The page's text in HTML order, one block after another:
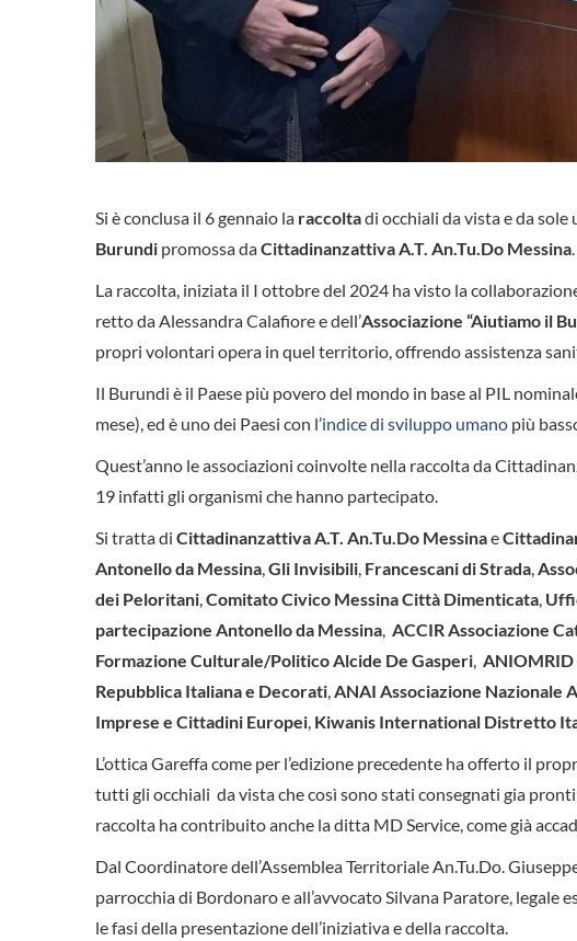
Si è conclusa il 6 gennaio la raccoltadi occhiali da vista e da
Burundi promossa daCittadinanzattiva A.T. An.Tu.Do Messina.
La raccolta, iniziata il I ottobre del 2024 ha visto la
retto da Alessandra Calafiore e dell’Associazione “Aiutiamo il
propri volontari opera in quel territorio, offrendo assistenza
Il Burundi è il Paese più povero del mondo in base al PIL
mese), ed è uno dei Paesi con l’indice di sviluppo umano più
Quest’anno le associazioni coinvolte nella raccolta da
19 infatti gli organismi che hanno partecipato.
Si tratta di Cittadinanzattiva A.T. An.Tu.Do Messinae
Antonello da Messina,Gli Invisibili, Francescani di Strada,
dei Peloritani,Comitato Civico Messina Città Dimenticata,
partecipazione Antonello da Messina, ACCIR Associazione
Formazione Culturale/Politico Alcide De Gasperi, ANIOMRID
Repubblica Italiana e Decorati,ANAI Associazione Nazionale
Imprese e Cittadini Europei, Kiwanis International Distretto
L’ottica Gareffa come per l’edizione precedente ha offerto il
tutti gli occhiali da vista che così sono stati consegnati gia
raccolta ha contribuito anche la ditta MD Service, come già
Dal Coordinatore dell’Assemblea Territoriale An.Tu.Do.
parrocchia di Bordonaro e all’avvocato Silvana Paratore, legale
le fasi della presentazione dell’iniziativa e della raccolta.